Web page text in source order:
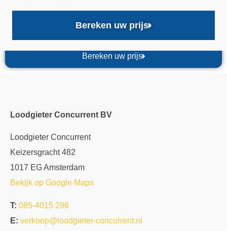
Bereken uw prijs
Bereken uw prijs
Loodgieter Concurrent BV
Loodgieter Concurrent
Keizersgracht 482
1017 EG Amsterdam
Bekijk op Google Maps
T: 085-4015 296
E: verkoop@loodgieter-concurrent.nl